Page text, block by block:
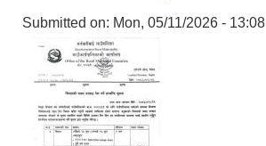
Submitted on: Mon, 05/11/2026 - 13:08